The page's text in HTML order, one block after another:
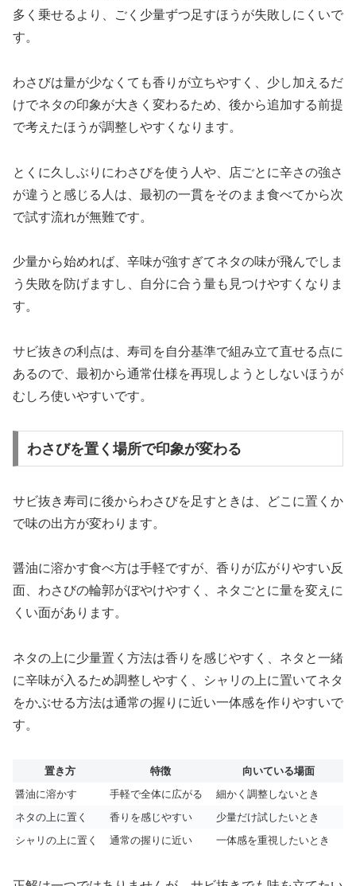
多く乗せるより、ごく少量ずつ足すほうが失敗しにくいで
す。
わさびは量が少なくても香りが立ちやすく、少し加えるだ
けでネタの印象が大きく変わるため、後から追加する前提
で考えたほうが調整しやすくなります。
とくに久しぶりにわさびを使う人や、店ごとに辛さの強さ
が違うと感じる人は、最初の一貫をそのまま食べてから次
で試す流れが無難です。
少量から始めれば、辛味が強すぎてネタの味が飛んでしま
う失敗を防げますし、自分に合う量も見つけやすくなりま
す。
サビ抜きの利点は、寿司を自分基準で組み立て直せる点に
あるので、最初から通常仕様を再現しようとしないほうが
むしろ使いやすいです。
わさびを置く場所で印象が変わる
サビ抜き寿司に後からわさびを足すときは、どこに置くか
で味の出方が変わります。
醤油に溶かす食べ方は手軽ですが、香りが広がりやすい反
面、わさびの輪郭がぼやけやすく、ネタごとに量を変えに
くい面があります。
ネタの上に少量置く方法は香りを感じやすく、ネタと一緒
に辛味が入るため調整しやすく、シャリの上に置いてネタ
をかぶせる方法は通常の握りに近い一体感を作りやすいで
す。
置き方 特徴
向いている場面
醤油に溶かす
手軽で全体に広がる
細かく調整しないとき
ネタの上に置く
香りを感じやすい
少量だけ試したいとき
シャリの上に置く
通常の握りに近い 一体感を重視したいとき